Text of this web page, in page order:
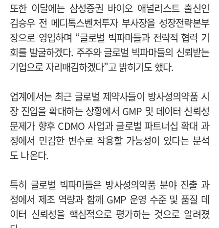
또한 이달에는 삼성증권 바이오 애널리스트 출신인
김승우 전 메디톡스벤처투자 부사장을 성장전략본부
장으로 영입하며 “글로벌 빅파마들과 전략적 협력 기
회를 발굴하겠다. 주주와 글로벌 빅파마들의 신뢰받는
기업으로 자리매김하겠다”고 밝히기도 했다.
업계에서는 최근 글로벌 제약사들이 방사성의약품 시
장 진입을 확대하는 상황에서 GMP 및 데이터 신뢰성
문제가 향후 CDMO 사업과 글로벌 파트너십 확대 과
정에서 민감한 변수로 작용할 가능성이 있다는 분석
도 나온다.
특히 글로벌 빅파마들은 방사성의약품 분야 진출 과
정에서 제조 역량과 함께 GMP 운영 수준 및 품질 데
이터 신뢰성을 핵심적으로 평가하는 것으로 알려졌